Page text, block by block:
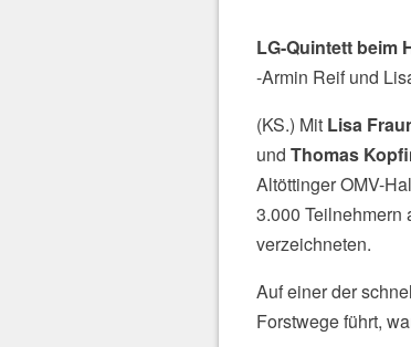
LG-Quintett beim
-Armin Reif und
(KS.) Mit Lisa
und Thomas
Altöttinger OMV-
3.000 Teilnehmern
verzeichneten.
Auf einer der
Forstwege führt,